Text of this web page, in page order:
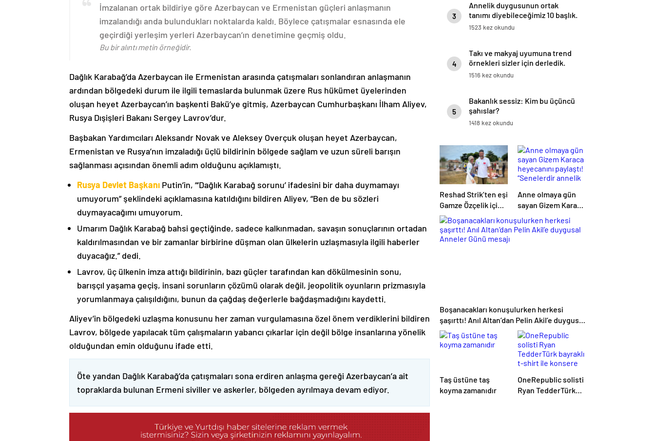
İmzalanan ortak bildiriye göre Azerbaycan ve Ermenistan güçleri anlaşmanın
imzalandığı anda bulundukları noktalarda kaldı. Böylece çatışmalar esnasında ele
geçirdiği yerleşim yerleri Azerbaycan’ın denetimine geçmiş oldu.
Bu bir alıntı metin örneğidir.
Dağlık Karabağ’da Azerbaycan ile Ermenistan arasında çatışmaları sonlandıran anlaşmanın
ardından bölgedeki durum ile ilgili temaslarda bulunmak üzere Rus hükümet üyelerinden
oluşan heyet Azerbaycan’ın başkenti Bakü’ye gitmiş, Azerbaycan Cumhurbaşkanı İlham Aliyev,
Rusya Dışişleri Bakanı Sergey Lavrov’dur.
Başbakan Yardımcıları Aleksandr Novak ve Aleksey Overçuk oluşan heyet Azerbaycan,
Ermenistan ve Rusya’nın imzaladığı üçlü bildirinin bölgede sağlam ve uzun süreli barışın
sağlanması açısından önemli adım olduğunu açıklamıştı.
Rusya Devlet Başkanı Putin’in, “‘Dağlık Karabağ sorunu’ ifadesini bir daha duymamayı
umuyorum” şeklindeki açıklamasına katıldığını bildiren Aliyev, “Ben de bu sözleri
duymayacağımı umuyorum.
Umarım Dağlık Karabağ bahsi geçtiğinde, sadece kalkınmadan, savaşın sonuçlarının ortadan
kaldırılmasından ve bir zamanlar birbirine düşman olan ülkelerin uzlaşmasıyla ilgili haberler
duyacağız.” dedi.
Lavrov, üç ülkenin imza attığı bildirinin, bazı güçler tarafından kan dökülmesinin sonu,
barışçıl yaşama geçiş, insani sorunların çözümü olarak değil, jeopolitik oyunların prizmasıyla
yorumlanmaya çalışıldığını, bunun da çağdaş değerlerle bağdaşmadığını kaydetti.
Aliyev’in bölgedeki uzlaşma konusunu her zaman vurgulamasına özel önem verdiklerini bildiren
Lavrov, bölgede yapılacak tüm çalışmaların yabancı çıkarlar için değil bölge insanlarına yönelik
olduğundan emin olduğunu ifade etti.
Öte yandan Dağlık Karabağ’da çatışmaları sona erdiren anlaşma gereği Azerbaycan’a ait
topraklarda bulunan Ermeni siviller ve askerler, bölgeden ayrılmaya devam ediyor.
3
Annelik duygusunun ortak
tanımı diyebileceğimiz 10 başlık.
1523 kez okundu
4
Takı ve makyaj uyumuna trend
örnekleri sizler için derledik.
1516 kez okundu
5
Bakanlık sessiz: Kim bu üçüncü
şahıslar?
1418 kez okundu
Reshad Strik’ten eşi
Gamze Özçelik için
aşk dolu sözler!
“Benim cennetim…”
Anne olmaya gün
sayan Gizem Karaca
heyecanını paylaştı!
“Senelerdir annelik
yapıyorum ama bu
Boşanacakları konuşulurken herkesi
şaşırttı! Anıl Altan’dan Pelin Akil’e duygusal
Anneler Günü mesajı
Taş üstüne taş
koyma zamanıdır
OneRepublic solisti
Ryan TedderTürk